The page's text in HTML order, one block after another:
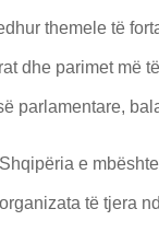
themele të
dhe parimet më
parlamentare,
e
të tjera